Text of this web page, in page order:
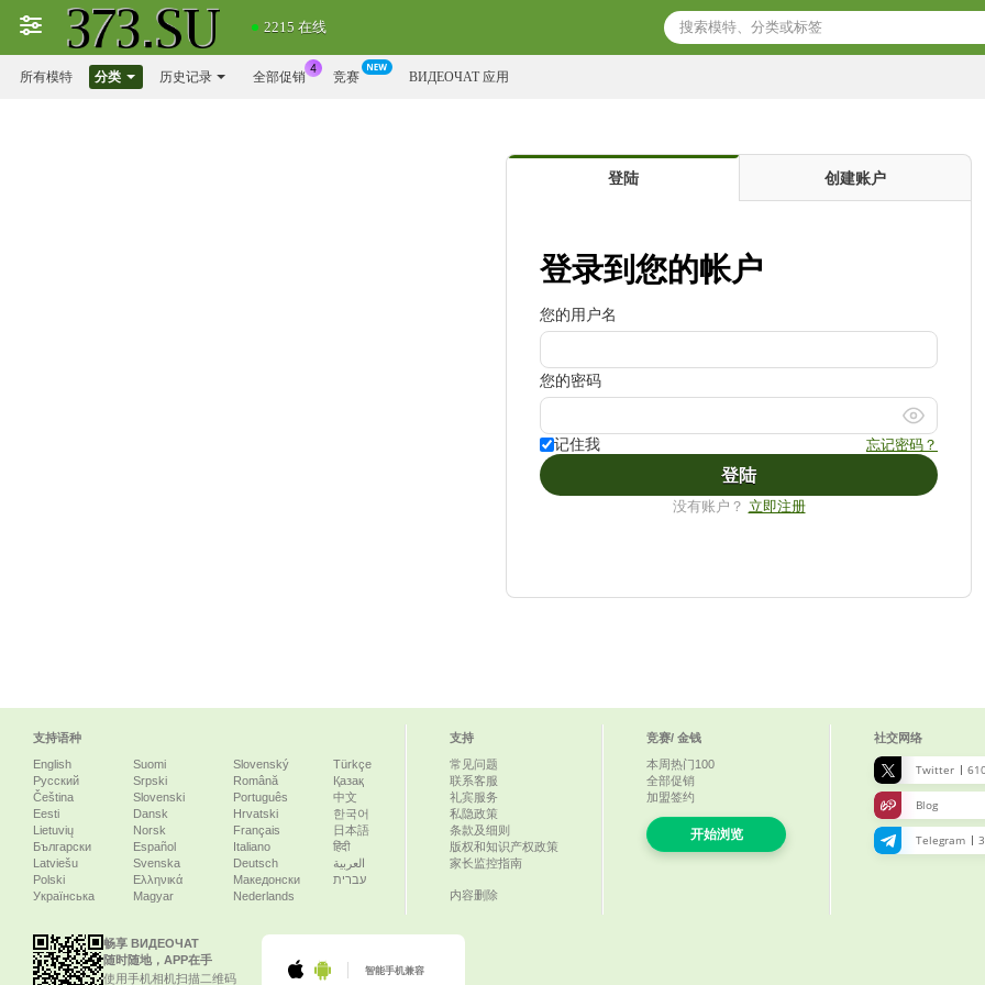
2215 在线
所有模特 分类 历史记录 全部促销 竞赛 ВИДЕОЧАТ 应用
登陆 创建账户
登录到您的帐户
您的用户名
您的密码
记住我 忘记密码？
登陆
没有账户？ 立即注册
支持语种
English
Русский
Čeština
Eesti
Lietuvių
Български
Latviešu
Polski
Українська
Suomi
Srpski
Slovenski
Dansk
Norsk
Español
Svenska
Ελληνικά
Magyar
Slovenský
Română
Português
Hrvatski
Français
Italiano
Deutsch
Македонски
Nederlands
Türkçe
Қазақ
中文
한국어
日本語
हिंदी
العربية
עברית
支持
常见问题
联系客服
礼宾服务
私隐政策
条款及细则
版权和知识产权政策
家长监控指南
内容删除
竞赛/ 金钱
本周热门100
全部促销
加盟签约
开始浏览
社交网络
Twitter
Blog
Telegram
畅享 ВИДЕОЧАТ
随时随地，APP在手
使用手机相机扫描二维码
智能手机兼容